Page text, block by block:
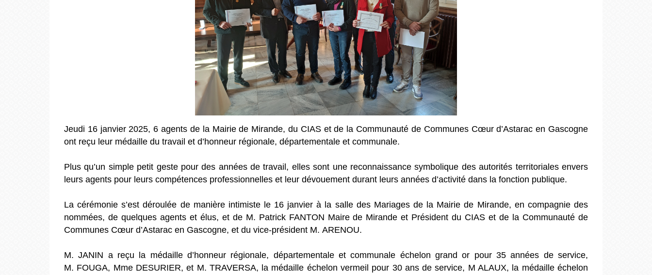
Jeudi 16 janvier 2025, 6 agents de la Mairie de Mirande, du CIAS et de la Communauté de Communes Cœur d’Astarac en Gascogne
ont reçu leur médaille du travail et d’honneur régionale, départementale et communale.
Plus qu’un simple petit geste pour des années de travail, elles sont une reconnaissance symbolique des autorités territoriales envers
leurs agents pour leurs compétences professionnelles et leur dévouement durant leurs années d’activité dans la fonction publique.
La cérémonie s’est déroulée de manière intimiste le 16 janvier à la salle des Mariages de la Mairie de Mirande, en compagnie des
nommées, de quelques agents et élus, et de M. Patrick FANTON Maire de Mirande et Président du CIAS et de la Communauté de
Communes Cœur d’Astarac en Gascogne, et du vice-président M. ARENOU.
M. JANIN a reçu la médaille d’honneur régionale, départementale et communale échelon grand or pour 35 années de service,
M. FOUGA, Mme DESURIER, et M. TRAVERSA, la médaille échelon vermeil pour 30 ans de service, M ALAUX, la médaille échelon